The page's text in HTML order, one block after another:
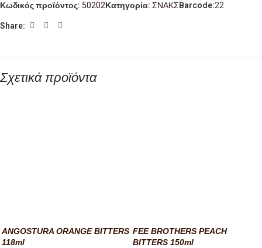
Κωδικός προϊόντος: 50202Κατηγορία: ΣΝΑΚΣBarcode:22
Share:
Σχετικά προϊόντα
ANGOSTURA ORANGE BITTERS
118ml
FEE BROTHERS PEACH
BITTERS 150ml